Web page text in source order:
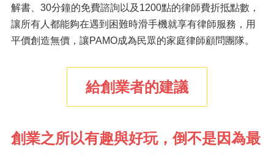
解書、30分鐘的免費諮詢以及1200點的律師費折抵點數，
讓所有人都能夠在遇到困難時滑手機就享有律師服務，用
平價創造無價，讓PAMO成為民眾的家庭律師顧問團隊。
給創業者的建議
創業之所以有趣與好玩，倒不是因為最